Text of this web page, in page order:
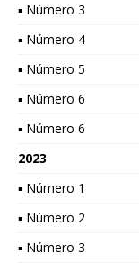
▪ Número 3
▪ Número 4
▪ Número 5
▪ Número 6
▪ Número 6
2023
▪ Número 1
▪ Número 2
▪ Número 3